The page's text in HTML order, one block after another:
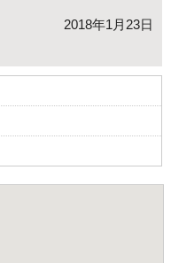
2018年1月23日